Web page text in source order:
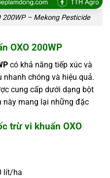
200WP – Mekong Pesticide
OXO 200WP
có khả năng tiếp xúc và
chóng và hiệu quả.
cung cấp dưới dạng bột
này mang lại những đặc
trừ vi khuẩn OXO
lít/ha